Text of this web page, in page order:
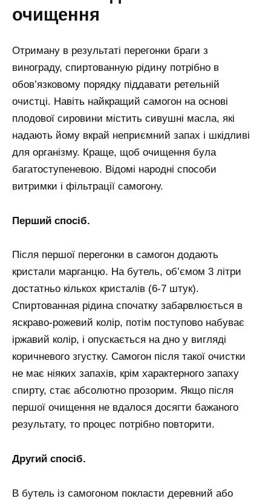
очищення
Отриману в результаті перегонки браги з
винограду, спиртованную рідину потрібно в
обов’язковому порядку піддавати ретельній
очистці. Навіть найкращий самогон на основі
плодової сировини містить сивушні масла, які
надають йому вкрай неприємний запах і шкідливі
для організму. Краще, щоб очищення була
багатоступеневою. Відомі народні способи
витримки і фільтрації самогону.
Перший спосіб.
Після першої перегонки в самогон додають
кристали марганцю. На бутель, об’ємом 3 літри
достатньо кількох кристалів (6-7 штук).
Спиртованная рідина спочатку забарвлюється в
яскраво-рожевий колір, потім поступово набуває
іржавий колір, і опускається на дно у вигляді
коричневого згустку. Самогон після такої очистки
не має ніяких запахів, крім характерного запаху
спирту, стає абсолютно прозорим. Якщо після
першої очищення не вдалося досягти бажаного
результату, то процес потрібно повторити.
Другий спосіб.
В бутель із самогоном покласти деревний або